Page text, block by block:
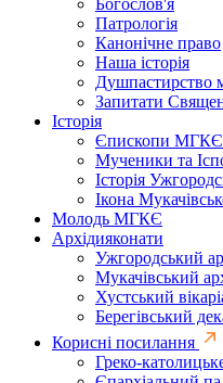
Патрологія
Канонічне право
Наша історія
Душпастирство
Запитати
Історія
Єпископи МГКЄ
Мученики та
Історія
Ікона
Молодь МГКЄ
Архідияконати
Ужгородський
Мукачівський
Хустський
Берегівський
Корисні посилання
Греко-